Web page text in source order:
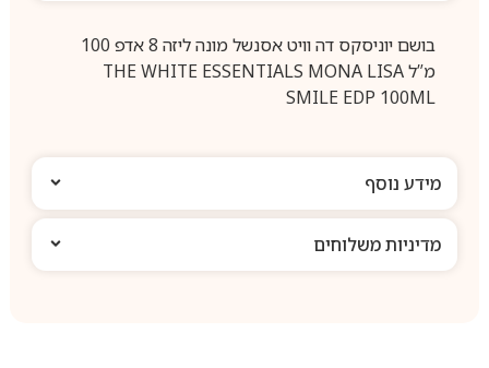
בושם יוניסקס דה וויט אסנשל מונה ליזה 8 אדפ 100
מ”ל THE WHITE ESSENTIALS MONA LISA
SMILE EDP 100ML
מידע נוסף
מדיניות משלוחים